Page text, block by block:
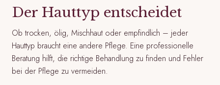
Der Hauttyp entscheidet
Ob trocken, ölig, Mischhaut oder empfindlich – jeder
Hauttyp braucht eine andere Pflege. Eine professionelle
Beratung hilft, die richtige Behandlung zu finden und Fehler
bei der Pflege zu vermeiden.